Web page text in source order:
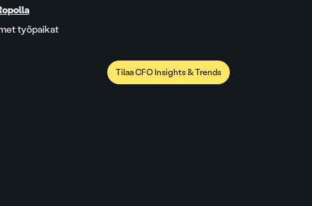
työpaikat
Tilaa CFO Insights & Trends